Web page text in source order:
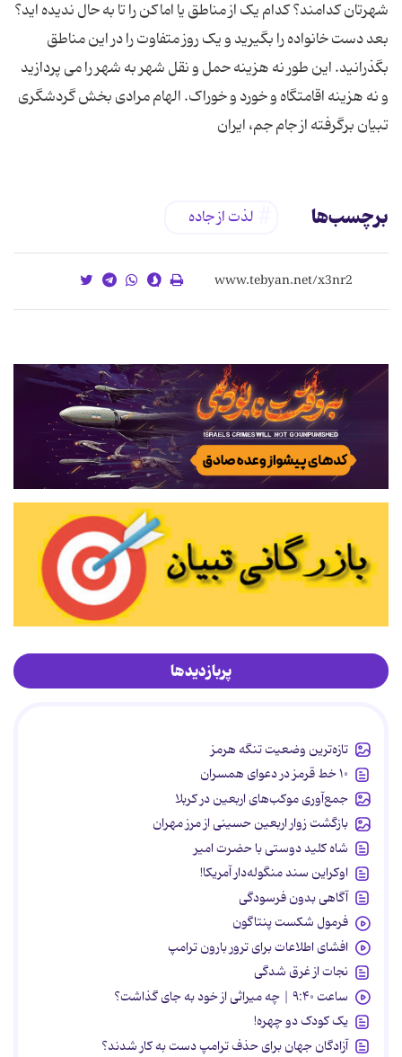
شهرتان کدامند؟ کدام یک از مناطق یا اماکن را تا به حال ندیده اید؟
بعد دست خانواده را بگیرید و یک روز متفاوت را در این مناطق
بگذرانید. این طور نه هزینه حمل و نقل شهر به شهر را می پردازید
و نه هزینه اقامتگاه و خورد و خوراک. الهام مرادی بخش گردشگری
تبیان برگرفته از جام جم، ایران
برچسب‌ها لذت از جاده
پربازدیدها
تازه‌ترین وضعیت تنگه هرمز
۱۰ خط قرمز در دعوای همسران
جمع‌آوری موکب‌های اربعین در کربلا
بازگشت زوار اربعین حسینی از مرز مهران
شاه کلید دوستی با حضرت امیر
اوکراین سند منگوله‌دار آمریکا!
آگاهی بدون فرسودگی
فرمول شکست پنتاگون
افشای اطلاعات برای ترور بارون ترامپ
نجات از غرق شدگی
ساعت ۹:۴۰ | چه میراثی از خود به جای گذاشت؟
یک کودک دو چهره!
آزادگان جهان برای حذف ترامپ دست به کار شدند؟